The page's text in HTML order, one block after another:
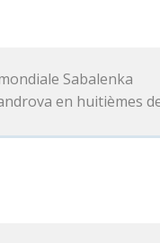
Sabalenka
en huitièmes